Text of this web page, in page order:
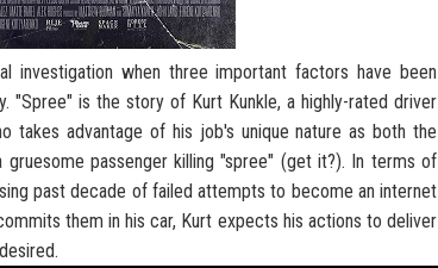
investigation when three important factors have been
"Spree" is the story of Kurt Kunkle, a highly-rated driver
takes advantage of his job's unique nature as both the
passenger killing "spree" (get it?). In terms of
past decade of failed attempts to become an internet
them in his car, Kurt expects his actions to deliver